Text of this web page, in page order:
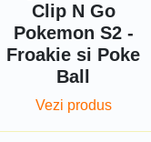
Clip N Go
Pokemon S2 -
Froakie si Poke
Ball
Vezi produs